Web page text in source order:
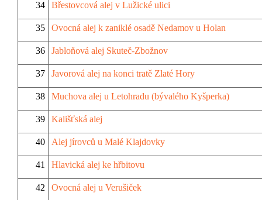
34 Břestovcová alej v Lužické ulici
35 Ovocná alej k zaniklé osadě Nedamov u Holan
36 Jabloňová alej Skuteč-Zbožnov
37 Javorová alej na konci tratě Zlaté Hory
38 Muchova alej u Letohradu (bývalého Kyšperka)
39 Kališťská alej
40 Alej jírovců u Malé Klajdovky
41 Hlavická alej ke hřbitovu
42 Ovocná alej u Verušiček